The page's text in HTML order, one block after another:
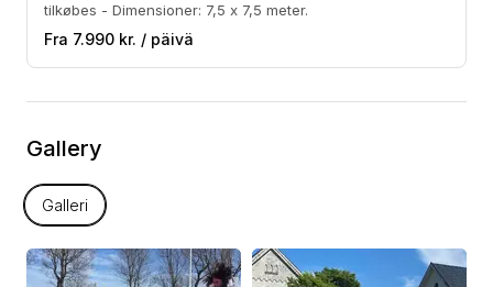
tilkøbes - Dimensioner: 7,5 x 7,5 meter.
Fra 7.990 kr. / päivä
Gallery
Galleri